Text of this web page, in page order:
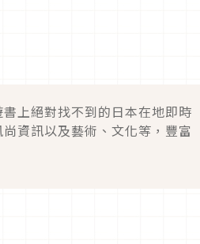
上絕對找不到的日本在地即時
資訊以及藝術、文化等，豐富